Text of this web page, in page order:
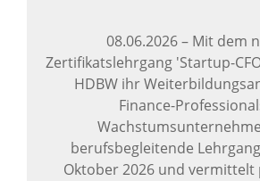
08.06.2026– Mit dem
Zertifikatslehrgang 'Startup-
HDBW ihr
Finance-
berufsbegleitende
Oktober 2026 und